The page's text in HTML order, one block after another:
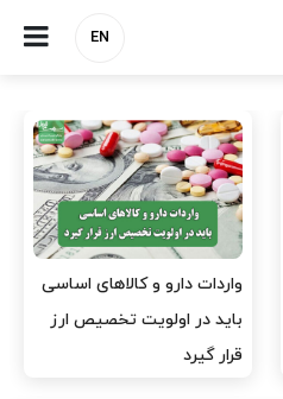
EN
واردات دارو و کالاهای اساسی
باید در اولویت تخصیص ارز
قرار گیرد